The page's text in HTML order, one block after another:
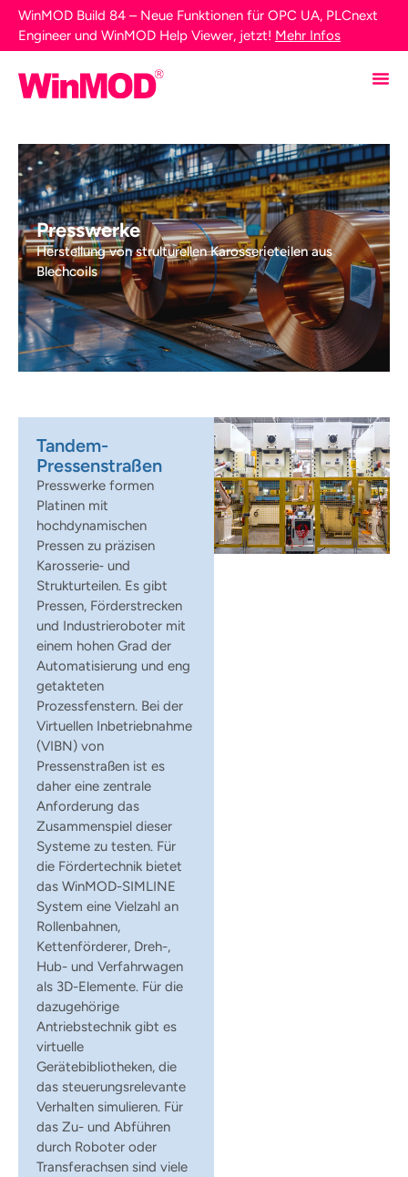
WinMOD Build 84 – Neue Funktionen für OPC UA, PLCnext
Engineer und WinMOD Help Viewer, jetzt! Mehr Infos
Presswerke
Herstellung von strulturellen Karosserieteilen aus
Blechcoils
Tandem-
Pressenstraßen
Presswerke formen
Platinen mit
hochdynamischen
Pressen zu präzisen
Karosserie‑ und
Strukturteilen. Es gibt
Pressen, Förderstrecken
und Industrieroboter mit
einem hohen Grad der
Automatisierung und eng
getakteten
Prozessfenstern. Bei der
Virtuellen Inbetriebnahme
(VIBN) von
Pressenstraßen ist es
daher eine zentrale
Anforderung das
Zusammenspiel dieser
Systeme zu testen. Für
die Fördertechnik bietet
das WinMOD-SIMLINE
System eine Vielzahl an
Rollenbahnen,
Kettenförderer, Dreh-,
Hub- und Verfahrwagen
als 3D-Elemente. Für die
dazugehörige
Antriebstechnik gibt es
virtuelle
Gerätebibliotheken, die
das steuerungsrelevante
Verhalten simulieren. Für
das Zu- und Abführen
durch Roboter oder
Transferachsen sind viele